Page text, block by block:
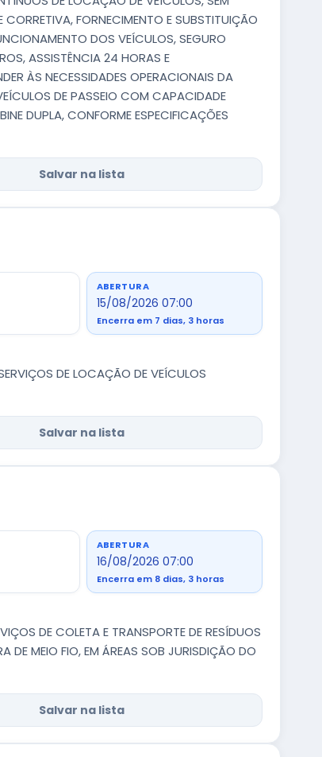
FORNECIMENTO E SUBSTITUIÇÃO
DOS VEÍCULOS, SEGURO
ASSISTÊNCIA 24 HORAS E
ÀS NECESSIDADES OPERACIONAIS DA
DE PASSEIO COM CAPACIDADE
DUPLA, CONFORME ESPECIFICAÇÕES
Salvar na lista
ABERTURA
15/08/2026 07:00
Encerra em 7 dias, 3 horas
DE LOCAÇÃO DE VEÍCULOS
Salvar na lista
ABERTURA
16/08/2026 07:00
Encerra em 8 dias, 3 horas
DE COLETA E TRANSPORTE DE RESÍDUOS
DE MEIO FIO, EM ÁREAS SOB JURISDIÇÃO DO
Salvar na lista